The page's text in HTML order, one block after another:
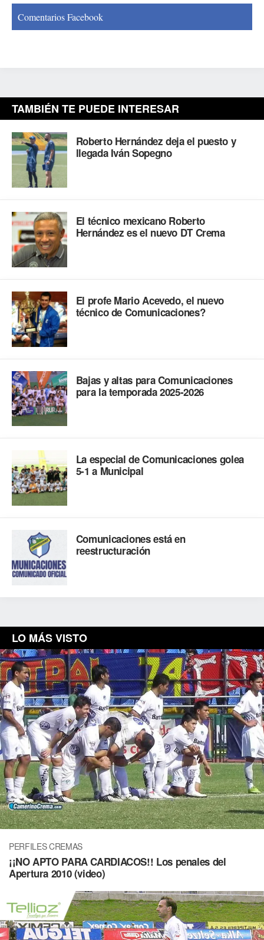
Comentarios Facebook
TAMBIÉN TE PUEDE INTERESAR
Roberto Hernández deja el puesto y
llegada Iván Sopegno
El técnico mexicano Roberto
Hernández es el nuevo DT Crema
El profe Mario Acevedo, el nuevo
técnico de Comunicaciones?
Bajas y altas para Comunicaciones
para la temporada 2025-2026
La especial de Comunicaciones golea
5-1 a Municipal
Comunicaciones está en
reestructuración
LO MÁS VISTO
PERFILES CREMAS
¡¡NO APTO PARA CARDIACOS!! Los penales del
Apertura 2010 (video)